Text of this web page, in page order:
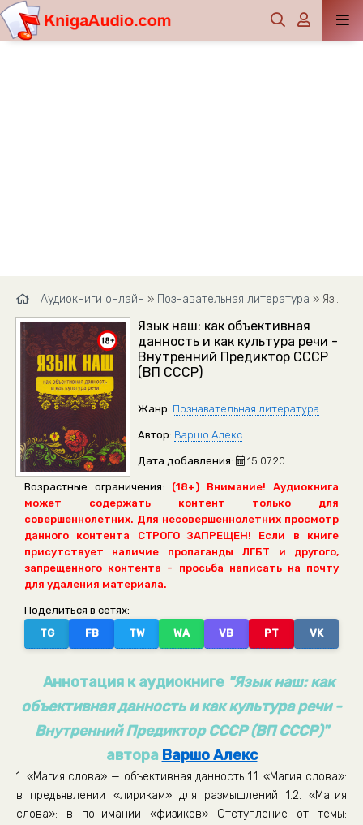
Аудиокниги онлайн » Познавательная литература » Язык наш: как объективная данность и как культура речи - Внутренний Предиктор СССР (ВП СССР)
Язык наш: как объективная
данность и как культура речи -
Внутренний Предиктор СССР
(ВП СССР)
Жанр: Познавательная литература
Автор: Варшо Алекс
Дата добавления: 15.07.20
Возрастные ограничения:
(18+) Внимание! Аудиокнига
может содержать контент только для
совершеннолетних. Для несовершеннолетних просмотр
данного контента СТРОГО ЗАПРЕЩЕН! Если в книге
присутствует наличие пропаганды ЛГБТ и другого,
запрещенного контента - просьба написать на почту
для удаления материала.
Поделиться в сетях:
TG
FB TW WA VB PT VK
Аннотация к аудиокниге "Язык наш: как
объективная данность и как культура речи -
Внутренний Предиктор СССР (ВП СССР)"
автора Варшо Алекс
1. «Магия слова» — объективная данность 1.1. «Магия слова»:
в предъявлении «лирикам» для размышлений 1.2. «Магия
слова»: в понимании «физиков» Отступление от темы: